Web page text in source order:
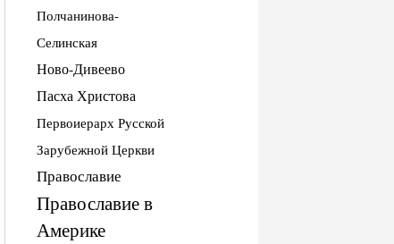
Полчанинова-
Селинская
Ново-Дивеево
Пасха Христова
Первоиерарх Русской
Зарубежной Церкви
Православие
Православие в
Америке